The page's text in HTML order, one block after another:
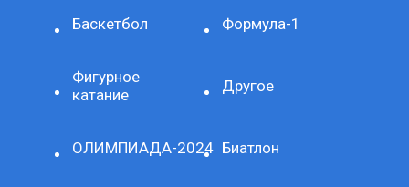
Баскетбол Формула-1
Фигурное
катание
Другое
ОЛИМПИАДА-2024 Биатлон